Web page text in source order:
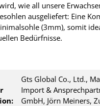
wie all unsere
ausgeliefert: Eine
(3mm), somit
Bedürfnisse.
Gts Global Co., Ltd.,
Import &
GmbH, Jörn Meiners,